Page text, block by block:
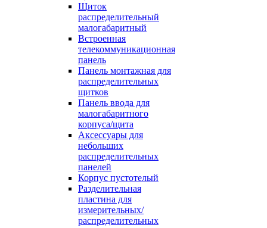
Щиток
распределительный
малогабаритный
Встроенная
телекоммуникационная
панель
Панель монтажная для
распределительных
щитков
Панель ввода для
малогабаритного
корпуса/щита
Аксессуары для
небольших
распределительных
панелей
Корпус пустотелый
Разделительная
пластина для
измерительных/
распределительных